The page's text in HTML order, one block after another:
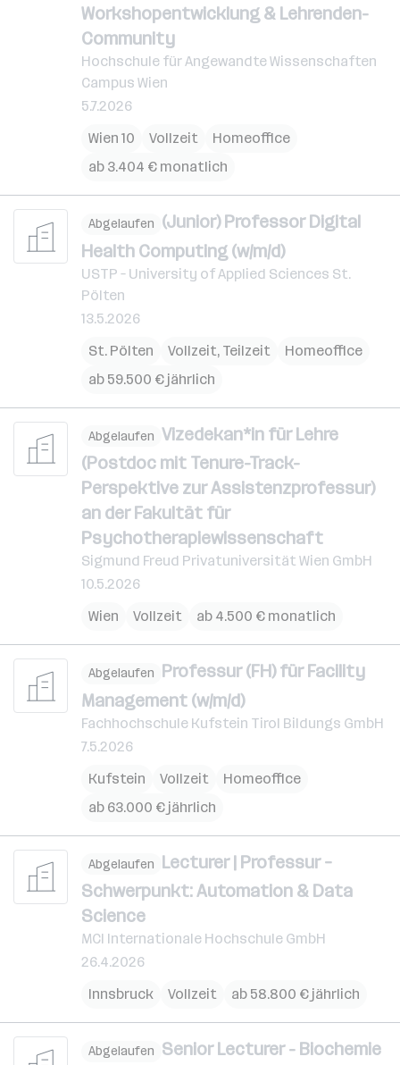
Workshopentwicklung & Lehrenden-
Community
Hochschule für Angewandte Wissenschaften
Campus Wien
5.7.2026
Wien 10
Vollzeit
Homeoffice
ab 3.404 € monatlich
Abgelaufen (Junior) Professor Digital
Health Computing (w/m/d)
USTP – University of Applied Sciences St.
Pölten
13.5.2026
St. Pölten
Vollzeit, Teilzeit
Homeoffice
ab 59.500 € jährlich
Abgelaufen Vizedekan*in für Lehre
(Postdoc mit Tenure-Track-
Perspektive zur Assistenzprofessur)
an der Fakultät für
Psychotherapiewissenschaft
Sigmund Freud Privatuniversität Wien GmbH
10.5.2026
Wien
Vollzeit ab 4.500 € monatlich
Abgelaufen Professur (FH) für Facility
Management (w/m/d)
Fachhochschule Kufstein Tirol Bildungs GmbH
7.5.2026
Kufstein
Vollzeit
Homeoffice
ab 63.000 € jährlich
Abgelaufen Lecturer | Professur –
Schwerpunkt: Automation & Data
Science
MCI Internationale Hochschule GmbH
26.4.2026
Innsbruck
Vollzeit ab 58.800 € jährlich
Abgelaufen Senior Lecturer - Biochemie